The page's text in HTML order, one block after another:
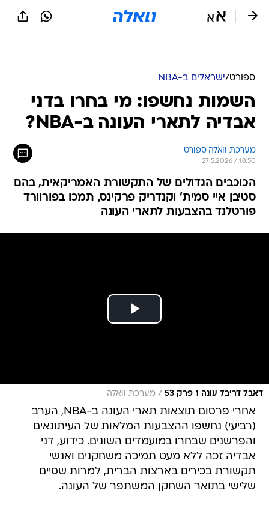
ספורט/ישראלים ב-NBA
השמות נחשפו: מי בחרו בדני
אבדיה לתארי העונה ב-NBA?
מערכת וואלה ספורט
27.5.2026 / 18:50
הכוכבים הגדולים של התקשורת האמריקאית, בהם
סטיבן איי סמית' וקנדריק פרקינס, תמכו בפורוורד
פורטלנד בהצבעות לתארי העונה
דאבל דריבל עונה 1 פרק 53 / מערכת וואלה
אחרי פרסום תוצאות תארי העונה ב-NBA, הערב
(רביעי) נחשפו ההצבעות המלאות של העיתונאים
והפרשנים שבחרו במועמדים השונים. כידוע, דני
אבדיה זכה ללא מעט תמיכה משחקנים ואנשי
תקשורת בכירים בארצות הברית, למרות שסיים
שלישי בתואר השחקן המשתפר של העונה.